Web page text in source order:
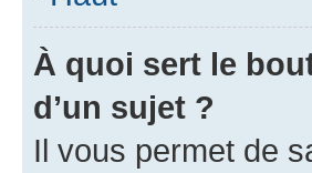
À quoi sert le
d’un sujet ?
Il vous permet de